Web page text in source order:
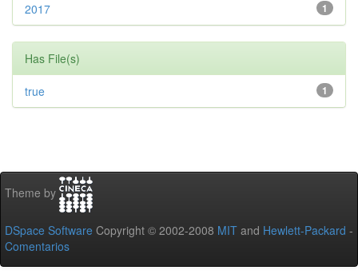
1
2017
Has File(s)
1
true
Theme by
DSpace Software Copyright © 2002-2008 MIT and Hewlett-Packard -
Comentarios